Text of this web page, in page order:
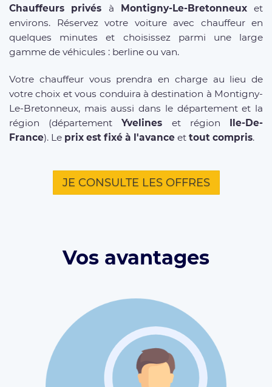
Chauffeurs privés à Montigny-Le-Bretonneuxet
environs. Réservez votre voiture avec chauffeur en
quelques minutes et choisissez parmi une large
gamme de véhicules : berline ou van.
Votre chauffeur vous prendra en charge au lieu de
votre choix et vous conduira à destination à Montigny-
Le-Bretonneux, mais aussi dans le département et la
région (départementYvelines et région
Ile-De-
France). Le prix est fixé à l'avance et tout compris.
JE CONSULTE LES OFFRES
Vos avantages